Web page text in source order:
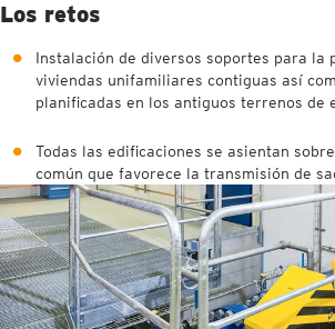
Los retos
Instalación de diversos soportes para la
viviendas unifamiliares contiguas así
planificadas en los antiguos terrenos de
Todas las edificaciones se asientan
común que favorece la transmisión de